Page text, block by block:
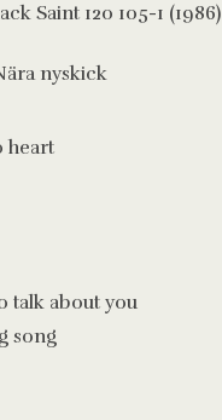
Saint 120 105-1 (1986)
nyskick
heart
talk about you
song